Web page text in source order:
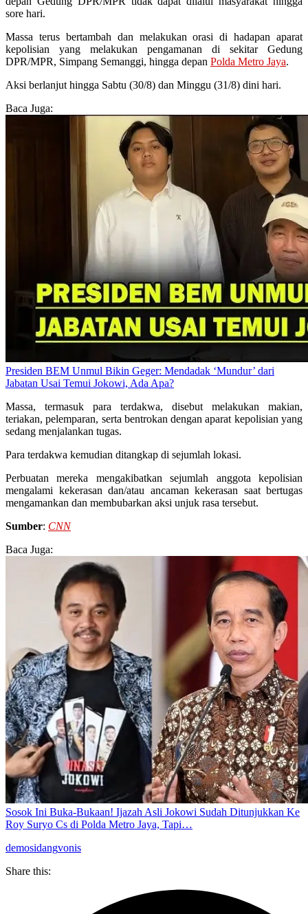
sore hari.
Massa terus bertambah dan melakukan orasi di hadapan aparat
kepolisian yang melakukan pengamanan di sekitar Gedung
DPR/MPR, Simpang Semanggi, hingga depan Polda Metro Jaya.
Aksi berlanjut hingga Sabtu (30/8) dan Minggu (31/8) dini hari.
Baca Juga:
Presiden BEM Unmul Bikin Geger: Mendadak ‘Mundur’ dari
Jabatan Usai Temui Jokowi, Ada Apa?
Massa, termasuk para terdakwa, disebut melakukan makian,
teriakan, pelemparan, serta bentrokan dengan aparat kepolisian yang
sedang menjalankan tugas.
Para terdakwa kemudian ditangkap di sejumlah lokasi.
Perbuatan mereka mengakibatkan sejumlah anggota kepolisian
mengalami kekerasan dan/atau ancaman kekerasan saat bertugas
mengamankan dan membubarkan aksi unjuk rasa tersebut.
Sumber: CNN
Baca Juga:
Sosok Ini Buka-Bukaan! Ijazah Asli Jokowi Sudah Ditunjukkan Ke
Roy Suryo Cs di Polda Metro Jaya, Tapi…
demosidangvonis
Share this: